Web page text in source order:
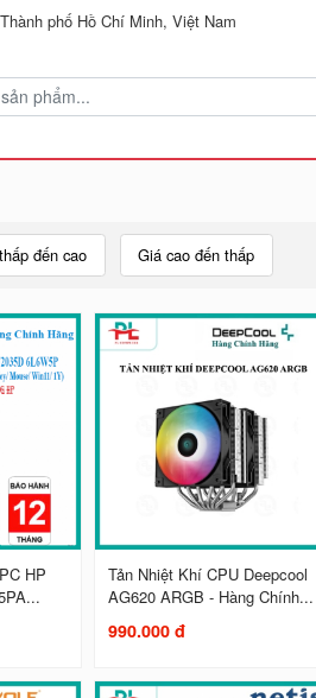
phố Hồ Chí Minh, Việt Nam
đến cao Giá cao đến thấp
HP
Tản Nhiệt Khí CPU Deepcool
AG620 ARGB - Hàng Chính...
990.000 đ